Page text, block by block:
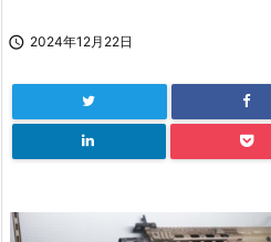
 2024年12月22日